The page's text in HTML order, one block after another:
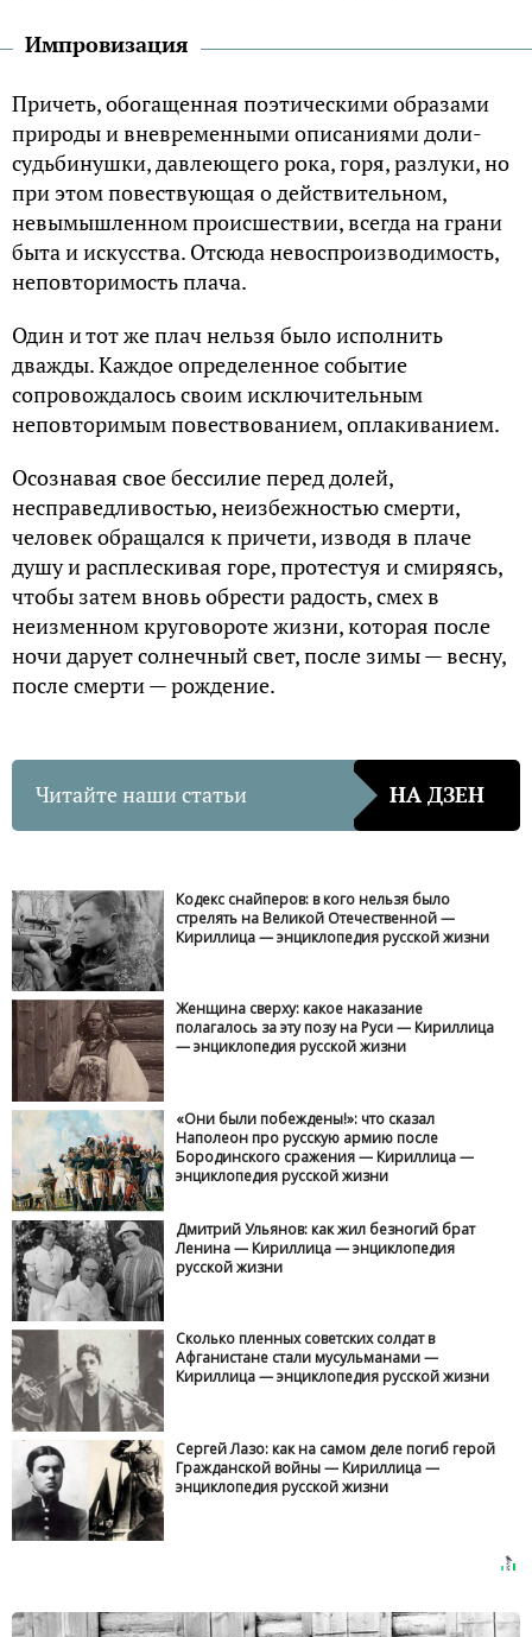
Импровизация
Причеть, обогащенная поэтическими образами
природы и вневременными описаниями доли-
судьбинушки, давлеющего рока, горя, разлуки, но
при этом повествующая о действительном,
невымышленном происшествии, всегда на грани
быта и искусства. Отсюда невоспроизводимость,
неповторимость плача.
Один и тот же плач нельзя было исполнить
дважды. Каждое определенное событие
сопровождалось своим исключительным
неповторимым повествованием, оплакиванием.
Осознавая свое бессилие перед долей,
несправедливостью, неизбежностью смерти,
человек обращался к причети, изводя в плаче
душу и расплескивая горе, протестуя и смиряясь,
чтобы затем вновь обрести радость, смех в
неизменном круговороте жизни, которая после
ночи дарует солнечный свет, после зимы — весну,
после смерти — рождение.
Читайте наши статьи НА ДЗЕН
Кодекс снайперов: в кого нельзя было
стрелять на Великой Отечественной —
Кириллица — энциклопедия русской жизни
Женщина сверху: какое наказание
полагалось за эту позу на Руси — Кириллица
— энциклопедия русской жизни
«Они были побеждены!»: что сказал
Наполеон про русскую армию после
Бородинского сражения — Кириллица —
энциклопедия русской жизни
Дмитрий Ульянов: как жил безногий брат
Ленина — Кириллица — энциклопедия
русской жизни
Сколько пленных советских солдат в
Афганистане стали мусульманами —
Кириллица — энциклопедия русской жизни
Сергей Лазо: как на самом деле погиб герой
Гражданской войны — Кириллица —
энциклопедия русской жизни